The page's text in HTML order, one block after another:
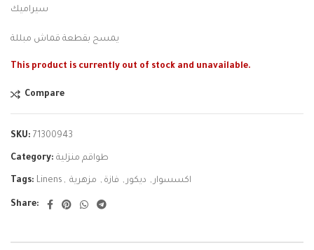
سيراميك
يمسح بقطعة قماش مبللة
This product is currently out of stock and unavailable.
Compare
SKU: 71300943
Category: طواقم منزلية
Tags: Linens , اكسسوار , ديكور , فازة , مزهرية
Share: